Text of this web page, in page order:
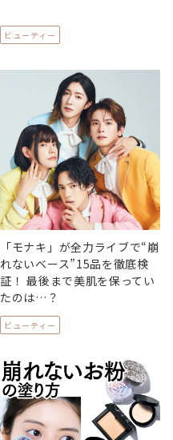
ビューティー
「モナキ」が全力ライブで“崩
れないベース”15品を徹底検
証！ 最後まで美肌を保ってい
たのは…？
ビューティー